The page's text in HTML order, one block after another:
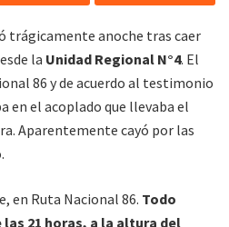
trágicamente anoche tras caer
la Unidad Regional N°4. El
86 y de acuerdo al testimonio
en el acoplado que llevaba el
Aparentemente cayó por las
en Ruta Nacional 86. Todo
21 horas, a la altura del